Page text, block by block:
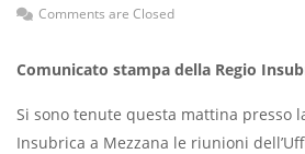
Comments are Closed
Comunicato stampa della Regio
Si sono tenute questa mattina presso
Insubrica a Mezzana le riunioni